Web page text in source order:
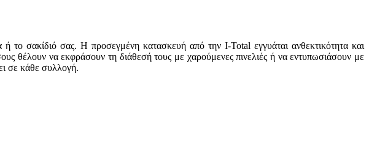
σακίδιό σας. Η προσεγμένη κατασκευή από την I-Total εγγυάται ανθεκτικότητα και
θέλουν να εκφράσουν τη διάθεσή τους με χαρούμενες πινελιές ή να εντυπωσιάσουν με
σε κάθε συλλογή.